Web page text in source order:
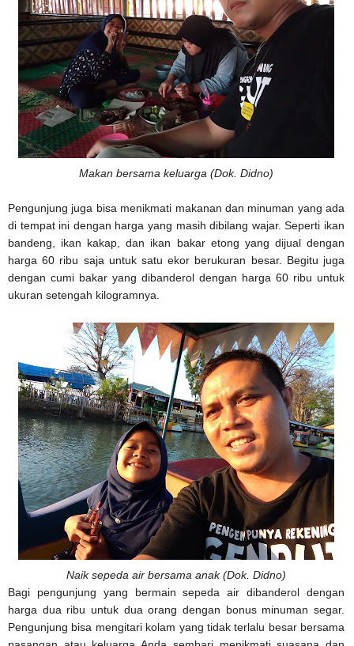
Makan bersama keluarga (Dok. Didno)
Pengunjung juga bisa menikmati makanan dan minuman yang ada
di tempat ini dengan harga yang masih dibilang wajar. Seperti ikan
bandeng, ikan kakap, dan ikan bakar etong yang dijual dengan
harga 60 ribu saja untuk satu ekor berukuran besar. Begitu juga
dengan cumi bakar yang dibanderol dengan harga 60 ribu untuk
ukuran setengah kilogramnya.
Naik sepeda air bersama anak (Dok. Didno)
Bagi pengunjung yang bermain sepeda air dibanderol dengan
harga dua ribu untuk dua orang dengan bonus minuman segar.
Pengunjung bisa mengitari kolam yang tidak terlalu besar bersama